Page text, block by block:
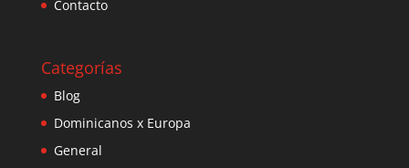
Contacto
Categorías
Blog
Dominicanos x Europa
General